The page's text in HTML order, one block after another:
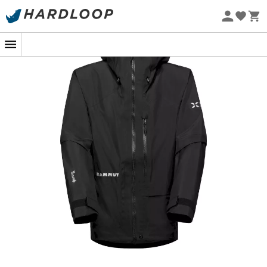
Øko-fremstillet
vandforbrug
Let konstruktion og minimalistisk tilbehør for
Artikuleret snit designet til klatring, der garanterer
bevægelsesfrihed
Hjelmkompatibel og justerbar hætte i tre retninger
med forstærket skygge
To-vejs og vandafvisende centralt frontlynlås #5
YKK® VISLON® AquaGuard®, suppleret med
stormklap og fleece-foret hagebeskytter for ekstra
Produkt designet til at blive repareret: designet og
fremstillingen af den centrale frontlynlås letter